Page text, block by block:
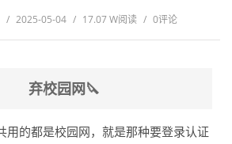
/ 2025-05-04 / 17.07 W阅读 / 0评论
弃校园网🔪
用的都是校园网，就是那种要登录认证